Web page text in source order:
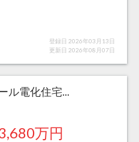
登録日 2026年03月13日
更新日 2026年08月07日
ル電化住宅...
万円